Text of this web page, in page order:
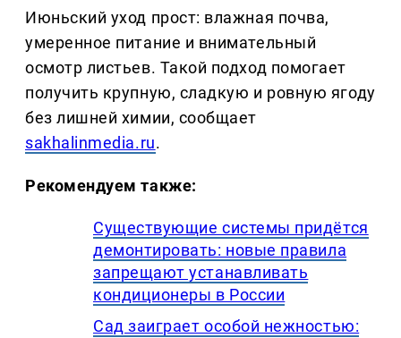
Июньский уход прост: влажная почва,
умеренное питание и внимательный
осмотр листьев. Такой подход помогает
получить крупную, сладкую и ровную ягоду
без лишней химии, сообщает
sakhalinmedia.ru.
Рекомендуем также:
Существующие системы придётся
демонтировать: новые правила
запрещают устанавливать
кондиционеры в России
Сад заиграет особой нежностью: